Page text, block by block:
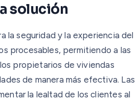
solución
la seguridad y la experiencia del
procesables, permitiendo a las
propietarios de viviendas
de manera más efectiva. Las
la lealtad de los clientes al